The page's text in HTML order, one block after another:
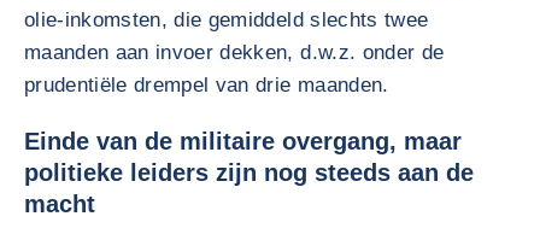
olie-inkomsten, die gemiddeld slechts twee
maanden aan invoer dekken, d.w.z. onder de
prudentiële drempel van drie maanden.
Einde van de militaire overgang, maar
politieke leiders zijn nog steeds aan de
macht